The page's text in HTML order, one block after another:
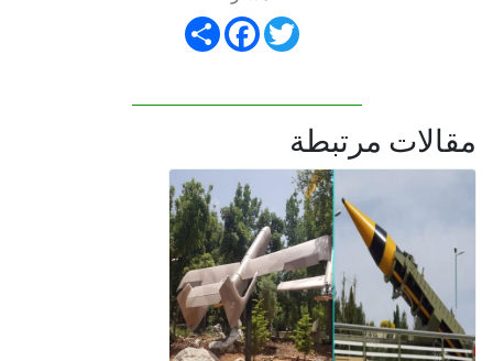
Share
FacebookTwitter
مقالات مرتبطة